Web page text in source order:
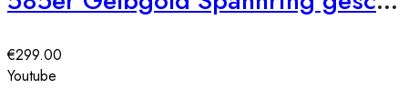
€299.00
Youtube